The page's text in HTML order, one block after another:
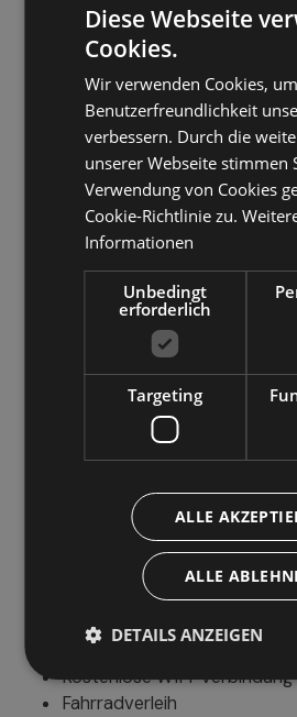
Wellnessbereich/
Sauna
Außenbereiche
Terrasse
Schwimmbad
Familien & Kinder
Kinderspielraum
Kinderbett
Parken
Parkplatz im Freien
Überdachter Parkplatz
Weitere Services
Ladestation für
Kostenlose WIFI-Verbindung
Fahrradverleih
Diese Webseite
Cookies.
Wir verwenden Cookies,
Benutzerfreundlichkeit
verbessern. Durch die
unserer Webseite stimmen
Verwendung von Cookies
Cookie-Richtlinie zu.
Informationen
Unbedingt
erforderlich
Targeting
ALLE
ALLE
DETAILS ANZEIGEN